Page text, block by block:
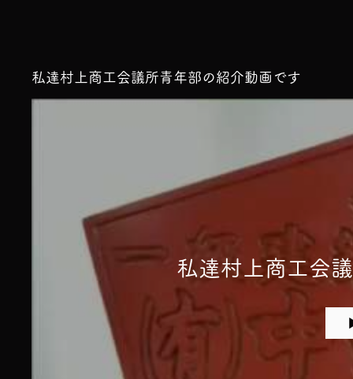
私達村上商工会議所青年部の紹介動画です
私達村上商工会